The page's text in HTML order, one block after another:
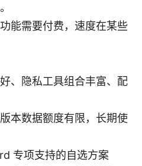
能需要付费，速度在某些
、隐私工具组合丰富、配
本数据额度有限，长期使
专项支持的自选方案